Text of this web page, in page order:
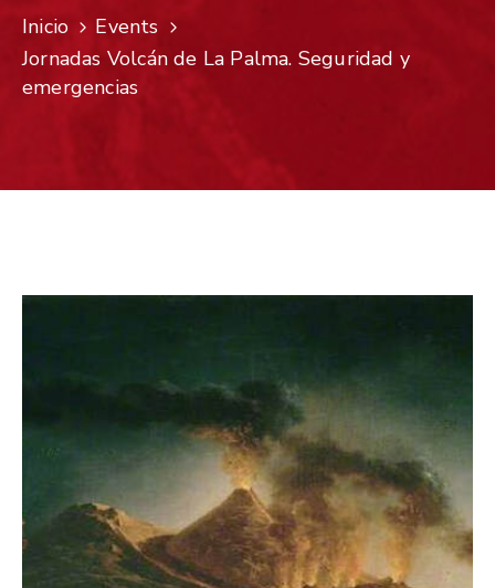
Inicio
Events
​Jornadas Volcán de La Palma. Seguridad y
emergencias